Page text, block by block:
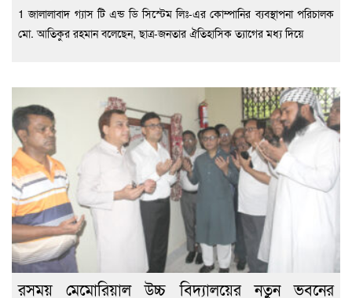
1 জালালাবাদ গ্যাস টি এন্ড ডি সিস্টেম লিঃ-এর কোম্পানির ব্যবস্থাপনা পরিচালক
মো. আতিকুর রহমান বলেছেন, ছাত্র-জনতার ঐতিহাসিক ত্যাগের মধ্য দিয়ে
রসময় মেমোরিয়াল উচ্চ বিদ্যালয়ের নতুন ভবনের